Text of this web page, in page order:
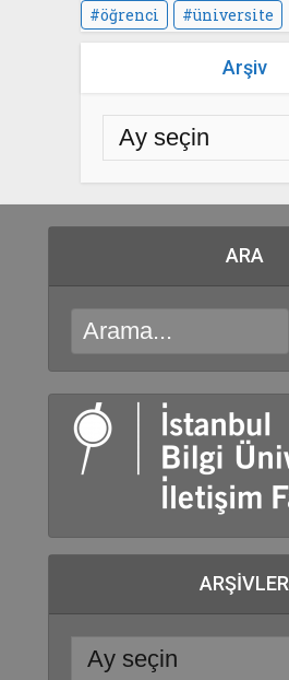
öğrenci
üniversite
Arşiv
ARA
ARŞIVLER